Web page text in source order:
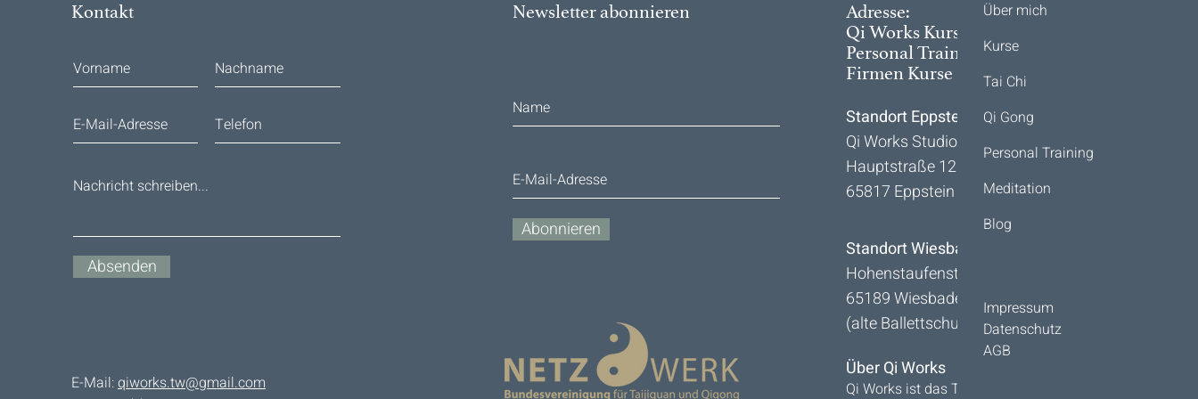
Kontakt
Absenden
E-Mail: qiworks.tw@gmail.com
Newsletter abonnieren
Abonnieren
Adresse:
Qi Works Kurse, Seminare,
Personal Training und
Firmen Kurse
Standort Eppstein:
Qi Works Studio
Hauptstraße 128A
65817 Eppstein
Standort Wiesbaden:
Hohenstaufenstraße 14
65189 Wiesbaden
(alte Ballettschule)
Über Qi Works
Qi Works ist das Tai Chi und Qi
Über mich
Kurse
Tai Chi
Qi Gong
Personal Training
Meditation
Blog
Impressum
Datenschutz
AGB